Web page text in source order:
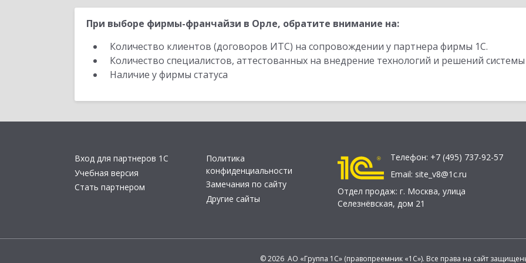
При выборе фирмы-франчайзи в Орле, обратите внимание на:
Количество клиентов (договоров ИТС) на сопровождении у партнера фирмы 1С.
Количество специалистов, аттестованных на внедрение технологий и решений
Наличие у фирмы статуса
Вход для партнеров 1С
Учебная версия
Стать партнером
Политика
конфиденциальности
Замечания по сайту
Другие сайты
Телефон: +7 (495) 737-92-57
Email: site_v8@1c.ru
Отдел продаж: г. Москва, улица
Селезнёвская, дом 21
© 2026 АО «Группа 1С» (правопреемник «1С»). Все права на сайт